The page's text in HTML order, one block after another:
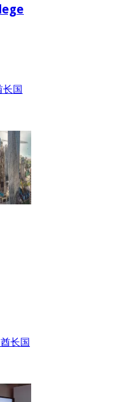
国
长国